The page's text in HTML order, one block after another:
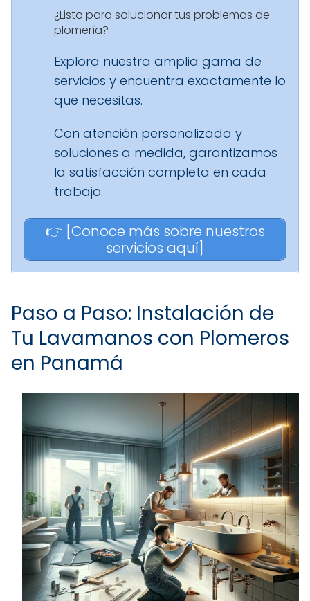
¿Listo para solucionar tus problemas de
plomería?
Explora nuestra amplia gama de
servicios y encuentra exactamente lo
que necesitas.
Con atención personalizada y
soluciones a medida, garantizamos
la satisfacción completa en cada
trabajo.
👉 [Conoce más sobre nuestros
servicios aquí]
Paso a Paso: Instalación de
Tu Lavamanos con Plomeros
en Panamá